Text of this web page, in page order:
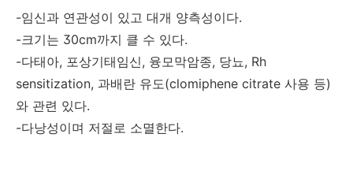
-임신과 연관성이 있고 대개 양측성이다.
-크기는 30cm까지 클 수 있다.
-다태아, 포상기태임신, 융모막암종, 당뇨, Rh
sensitization, 과배란 유도(clomiphene citrate 사용 등)
와 관련 있다.
-다낭성이며 저절로 소멸한다.